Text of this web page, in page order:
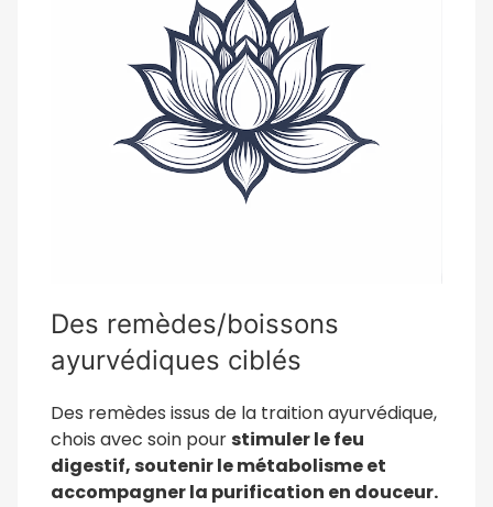
Des remèdes/boissons
ayurvédiques ciblés
Des remèdes issus de la traition ayurvédique,
chois avec soin pourstimuler le feu
digestif, soutenir le métabolisme et
accompagner la purification en douceur.